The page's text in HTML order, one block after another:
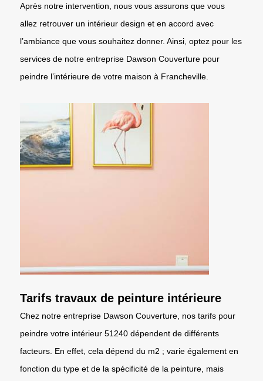
Après notre intervention, nous vous assurons que vous
allez retrouver un intérieur design et en accord avec
l’ambiance que vous souhaitez donner. Ainsi, optez pour les
services de notre entreprise Dawson Couverture pour
peindre l’intérieure de votre maison à Francheville.
Tarifs travaux de peinture intérieure
Chez notre entreprise Dawson Couverture, nos tarifs pour
peindre votre intérieur 51240 dépendent de différents
facteurs. En effet, cela dépend du m2 ; varie également en
fonction du type et de la spécificité de la peinture, mais